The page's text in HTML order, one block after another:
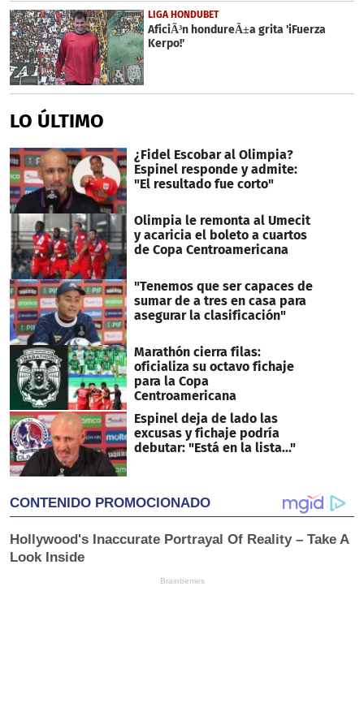
LIGA HONDUBET
AficiÃ³n hondureÃ±a grita 'iFuerza
Kerpo!'
LO ÚLTIMO
¿Fidel Escobar al Olimpia?
Espinel responde y admite:
"El resultado fue corto"
Olimpia le remonta al Umecit
y acaricia el boleto a cuartos
de Copa Centroamericana
"Tenemos que ser capaces de
sumar de a tres en casa para
asegurar la clasificación"
Marathón cierra filas:
oficializa su octavo fichaje
para la Copa
Centroamericana
Espinel deja de lado las
excusas y fichaje podría
debutar: "Está en la lista..."